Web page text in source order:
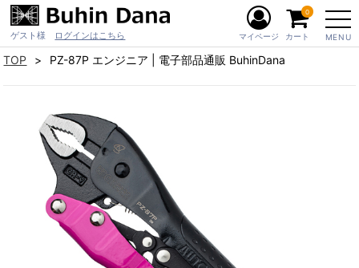
ゲスト様 ログインはこちら MENU
マイページ カート
0
TOP PZ-87P エンジニア | 電子部品通販 BuhinDana